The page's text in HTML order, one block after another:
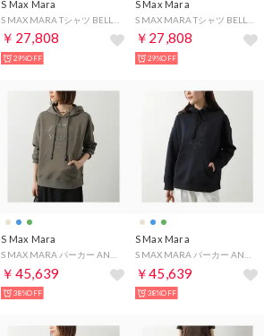
S Max Mara
￥27,808
29%OFF
S Max Mara
￥27,808
29%OFF
S Max Mara
￥45,639
38%OFF
S Max Mara
￥45,639
38%OFF